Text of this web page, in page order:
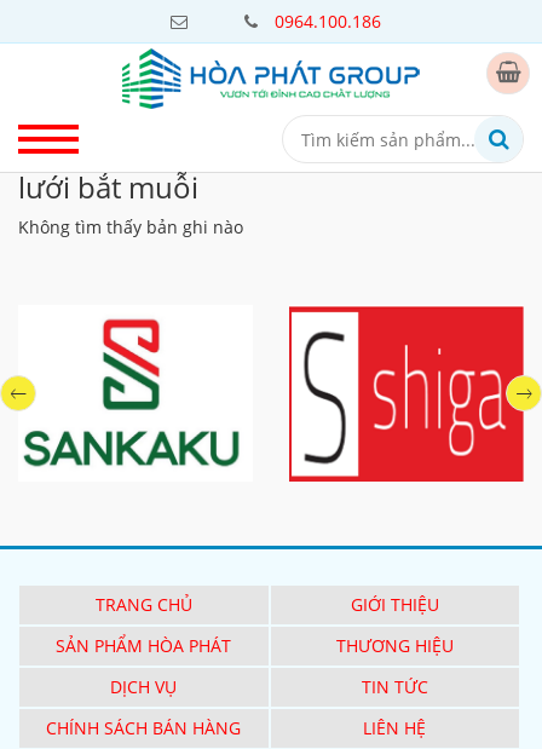
0964.100.186
lưới bắt muỗi
Không tìm thấy bản ghi nào
TRANG CHỦ
GIỚI THIỆU
SẢN PHẨM HÒA PHÁT
THƯƠNG HIỆU
DỊCH VỤ
TIN TỨC
CHÍNH SÁCH BÁN HÀNG
LIÊN HỆ